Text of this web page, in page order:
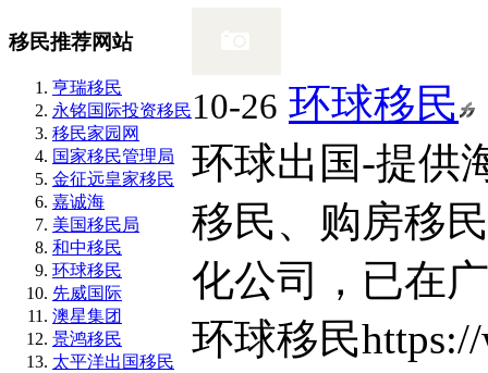
移民推荐网站
亨瑞移民
永铭国际投资移民
移民家园网
国家移民管理局
金征远皇家移民
嘉诚海
美国移民局
和中移民
环球移民
先威国际
澳星集团
景鸿移民
太平洋出国移民
10-26 环球移民
环球出国-提供
移民、购房移
化公司，已在
环球移民